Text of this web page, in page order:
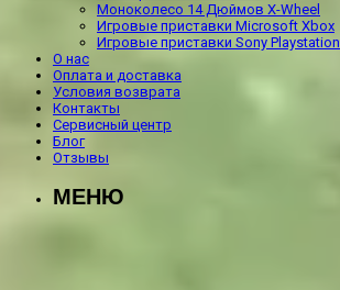
Моноколесо 14 Дюймов X-Wheel
Игровые приставки Microsoft Xbox
Игровые приставки Sony Playstation
О нас
Оплата и доставка
Условия возврата
Контакты
Сервисный центр
Блог
Отзывы
МЕНЮ